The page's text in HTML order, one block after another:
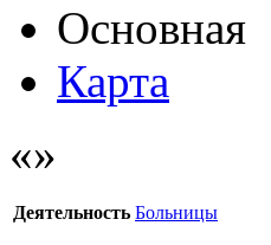
Основная
Карта
Деятельность Больницы